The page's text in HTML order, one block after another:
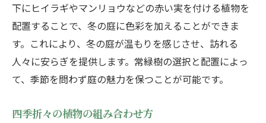
季節ごとの花壇の配置とデザイン
時間の経過を楽しむための植物配置
造園のスペシャリストと共に庭をより楽しくす
るヒント
造園のプロとのコラボレーション方法
下にヒイラギやマンリョウなどの赤い実を付ける植物を
配置することで、冬の庭に色彩を加えることができま
す。これにより、冬の庭が温もりを感じさせ、訪れる
人々に安らぎを提供します。常緑樹の選択と配置によっ
て、季節を問わず庭の魅力を保つことが可能です。
四季折々の植物の組み合わせ方